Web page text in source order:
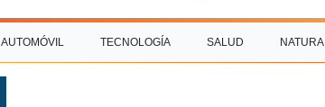
AUTOMÓVIL TECNOLOGÍA SALUD NATURA